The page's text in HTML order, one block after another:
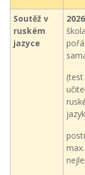
Soutěž v
ruském
jazyce
2026
učitel